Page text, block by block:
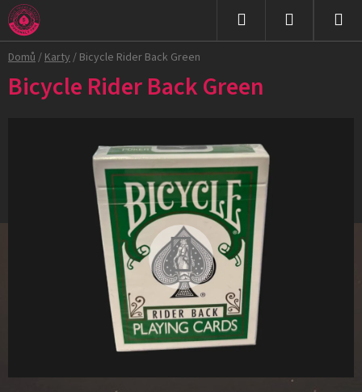
Přejít
na
obsah
Domů/Karty/ Bicycle Rider Back Green
Bicycle Rider Back Green